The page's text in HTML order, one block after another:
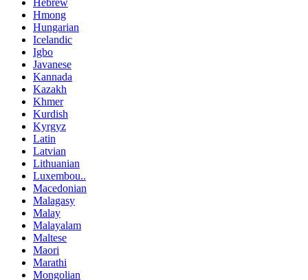
Hebrew
Hmong
Hungarian
Icelandic
Igbo
Javanese
Kannada
Kazakh
Khmer
Kurdish
Kyrgyz
Latin
Latvian
Lithuanian
Luxembou..
Macedonian
Malagasy
Malay
Malayalam
Maltese
Maori
Marathi
Mongolian